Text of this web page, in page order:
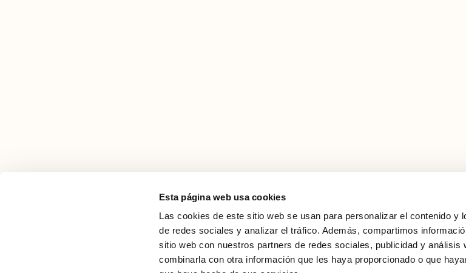
Esta página web usa cookies
Las cookies de este sitio web se usan para personalizar el contenido y
de redes sociales y analizar el tráfico. Además, compartimos
sitio web con nuestros partners de redes sociales, publicidad y análisis
combinarla con otra información que les haya proporcionado o que